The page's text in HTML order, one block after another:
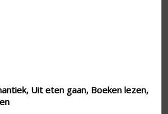
Uit eten gaan, Boeken lezen,